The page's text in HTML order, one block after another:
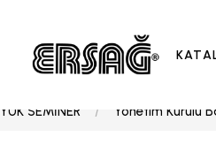
SEMİNER Yönetim Kurulu